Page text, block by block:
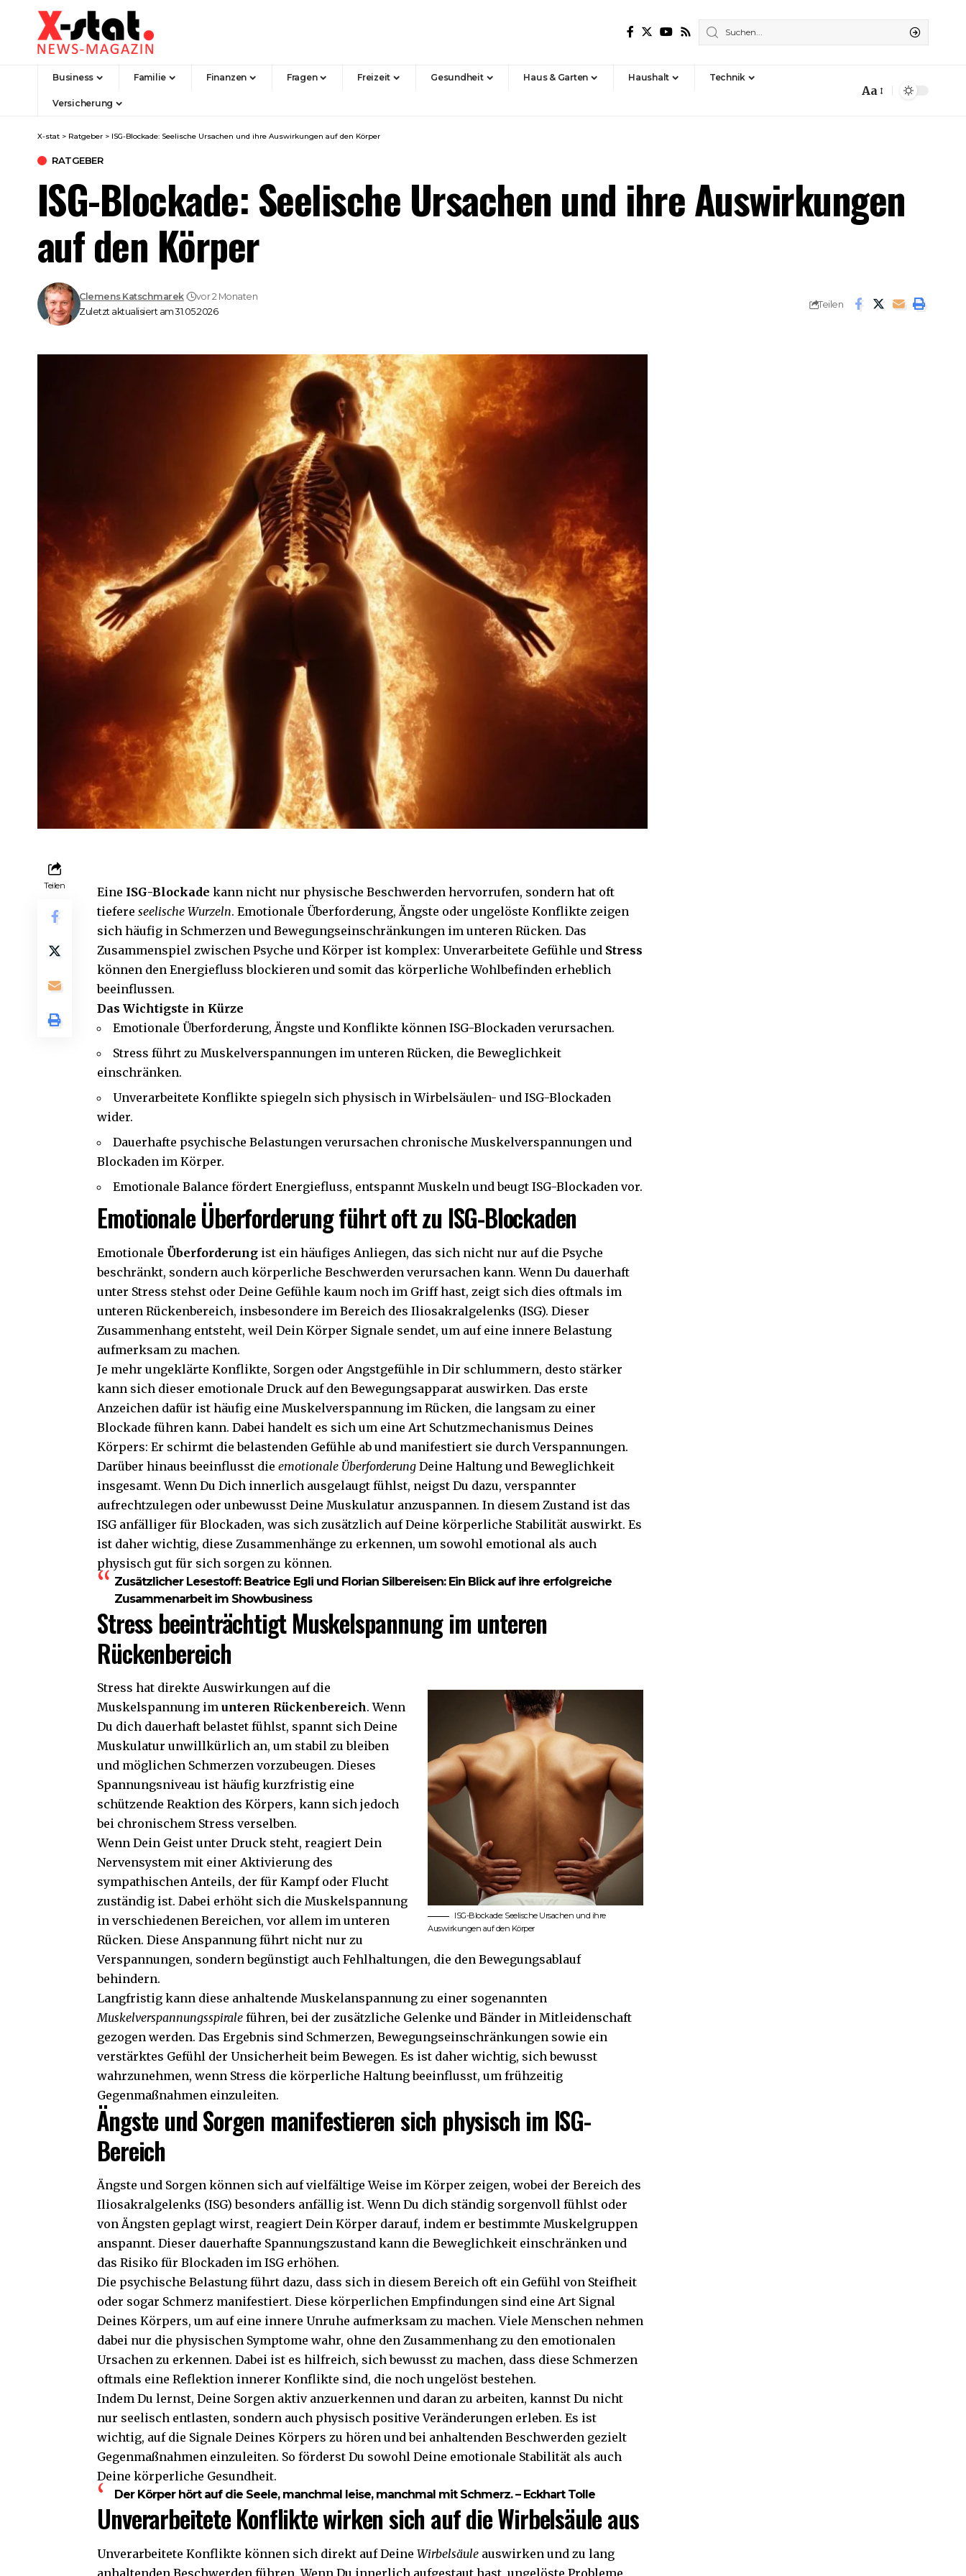
Business Familie Finanzen Fragen Freizeit Gesundheit Haus & Garten Haushalt Technik
Versicherung
Font
Aa
X-stat > Ratgeber > ISG-Blockade: Seelische Ursachen und ihre Auswirkungen auf den Körper
RATGEBER
ISG-Blockade: Seelische Ursachen und ihre Auswirkungen
auf den Körper
Zuletzt aktualisiert am 31.05.2026
Clemens Katschmarek vor 2 Monaten
Teilen
Teilen Eine ISG-Blockade kann nicht nur physische Beschwerden hervorrufen, sondern hat oft
tiefereseelische Wurzeln. Emotionale Überforderung, Ängste oder ungelöste Konflikte zeigen
sich häufig in Schmerzen und Bewegungseinschränkungen im unteren Rücken. Das
Zusammenspiel zwischen Psyche und Körper ist komplex: Unverarbeitete Gefühle und Stress
können den Energiefluss blockieren und somit das körperliche Wohlbefinden erheblich
beeinflussen.
Das Wichtigste in Kürze
Emotionale Überforderung, Ängste und Konflikte können ISG-Blockaden verursachen.
Stress führt zu Muskelverspannungen im unteren Rücken, die Beweglichkeit
einschränken.
Unverarbeitete Konflikte spiegeln sich physisch in Wirbelsäulen- und ISG-Blockaden
wider.
Dauerhafte psychische Belastungen verursachen chronische Muskelverspannungen und
Blockaden im Körper.
Emotionale Balance fördert Energiefluss, entspannt Muskeln und beugt ISG-Blockaden vor.
Emotionale Überforderung führt oft zu ISG-Blockaden
Emotionale Überforderung ist ein häufiges Anliegen, das sich nicht nur auf die Psyche
beschränkt, sondern auch körperliche Beschwerden verursachen kann. Wenn Du dauerhaft
unter Stress stehst oder Deine Gefühle kaum noch im Griff hast, zeigt sich dies oftmals im
unteren Rückenbereich, insbesondere im Bereich des Iliosakralgelenks (ISG). Dieser
Zusammenhang entsteht, weil Dein Körper Signale sendet, um auf eine innere Belastung
aufmerksam zu machen.
Je mehr ungeklärte Konflikte, Sorgen oder Angstgefühle in Dir schlummern, desto stärker
kann sich dieser emotionale Druck auf den Bewegungsapparat auswirken. Das erste
Anzeichen dafür ist häufig eine Muskelverspannung im Rücken, die langsam zu einer
Blockade führen kann. Dabei handelt es sich um eine Art Schutzmechanismus Deines
Körpers: Er schirmt die belastenden Gefühle ab und manifestiert sie durch Verspannungen.
Darüber hinaus beeinflusst dieemotionale Überforderung Deine Haltung und Beweglichkeit
insgesamt. Wenn Du Dich innerlich ausgelaugt fühlst, neigst Du dazu, verspannter
aufrechtzulegen oder unbewusst Deine Muskulatur anzuspannen. In diesem Zustand ist das
ISG anfälliger für Blockaden, was sich zusätzlich auf Deine körperliche Stabilität auswirkt. Es
ist daher wichtig, diese Zusammenhänge zu erkennen, um sowohl emotional als auch
physisch gut für sich sorgen zu können.
Zusätzlicher Lesestoff: Beatrice Egli und Florian Silbereisen: Ein Blick auf ihre erfolgreiche
Zusammenarbeit im Showbusiness
Stress beeinträchtigt Muskelspannung im unteren
Rückenbereich
ISG-Blockade: Seelische Ursachen und ihre
Auswirkungen auf den Körper
Stress hat direkte Auswirkungen auf die
Muskelspannung imunteren Rückenbereich. Wenn
Du dich dauerhaft belastet fühlst, spannt sich Deine
Muskulatur unwillkürlich an, um stabil zu bleiben
und möglichen Schmerzen vorzubeugen. Dieses
Spannungsniveau ist häufig kurzfristig eine
schützende Reaktion des Körpers, kann sich jedoch
bei chronischem Stress verselben.
Wenn Dein Geist unter Druck steht, reagiert Dein
Nervensystem mit einer Aktivierung des
sympathischen Anteils, der für Kampf oder Flucht
zuständig ist. Dabei erhöht sich die Muskelspannung
in verschiedenen Bereichen, vor allem im unteren
Rücken. Diese Anspannung führt nicht nur zu
Verspannungen, sondern begünstigt auch Fehlhaltungen, die den Bewegungsablauf
behindern.
Langfristig kann diese anhaltende Muskelanspannung zu einer sogenannten
Muskelverspannungsspirale führen, bei der zusätzliche Gelenke und Bänder in Mitleidenschaft
gezogen werden. Das Ergebnis sind Schmerzen, Bewegungseinschränkungen sowie ein
verstärktes Gefühl der Unsicherheit beim Bewegen. Es ist daher wichtig, sich bewusst
wahrzunehmen, wenn Stress die körperliche Haltung beeinflusst, um frühzeitig
Gegenmaßnahmen einzuleiten.
Ängste und Sorgen manifestieren sich physisch im ISG-
Bereich
Ängste und Sorgen können sich auf vielfältige Weise im Körper zeigen, wobei der Bereich des
Iliosakralgelenks (ISG) besonders anfällig ist. Wenn Du dich ständig sorgenvoll fühlst oder
von Ängsten geplagt wirst, reagiert Dein Körper darauf, indem er bestimmte Muskelgruppen
anspannt. Dieser dauerhafte Spannungszustand kann die Beweglichkeit einschränken und
das Risiko für Blockaden im ISG erhöhen.
Die psychische Belastung führt dazu, dass sich in diesem Bereich oft ein Gefühl von Steifheit
oder sogar Schmerz manifestiert. Diese körperlichen Empfindungen sind eine Art Signal
Deines Körpers, um auf eine innere Unruhe aufmerksam zu machen. Viele Menschen nehmen
dabei nur die physischen Symptome wahr, ohne den Zusammenhang zu den emotionalen
Ursachen zu erkennen. Dabei ist es hilfreich, sich bewusst zu machen, dass diese Schmerzen
oftmals eine Reflektion innerer Konflikte sind, die noch ungelöst bestehen.
Indem Du lernst, Deine Sorgen aktiv anzuerkennen und daran zu arbeiten, kannst Du nicht
nur seelisch entlasten, sondern auch physisch positive Veränderungen erleben. Es ist
wichtig, auf die Signale Deines Körpers zu hören und bei anhaltenden Beschwerden gezielt
Gegenmaßnahmen einzuleiten. So förderst Du sowohl Deine emotionale Stabilität als auch
Deine körperliche Gesundheit.
Der Körper hört auf die Seele, manchmal leise, manchmal mit Schmerz. – Eckhart Tolle
Unverarbeitete Konflikte wirken sich auf die Wirbelsäule aus
Unverarbeitete Konflikte können sich direkt auf DeineWirbelsäule auswirken und zu lang
anhaltenden Beschwerden führen. Wenn Du innerlich aufgestaut hast, ungelöste Probleme